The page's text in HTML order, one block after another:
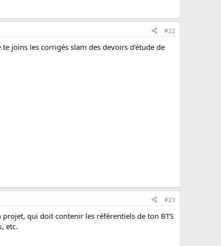
#22
joins les corrigés slam des devoirs d'étude de
#23
projet, qui doit contenir les référentiels de ton BTS
etc.